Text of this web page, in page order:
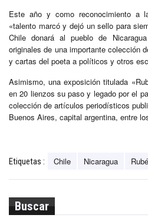
Este año y como reconocimiento a
«talento marcó y dejó un sello para
Chile donará al pueblo de
originales de una importante colección
y cartas del poeta a políticos y otros
Asimismo, una exposición titulada
en 20 lienzos su paso y legado por el
colección de artículos periodísticos
Buenos Aires, capital argentina, entre
Etiquetas : Chile Nicaragua
Buscar